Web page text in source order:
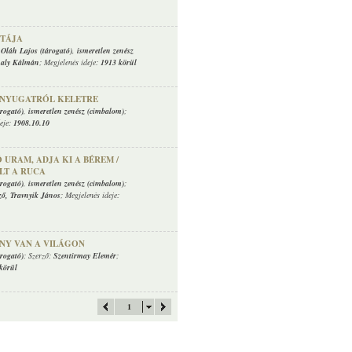
Oláh Lajos (tárogató), ismeretlen zenész
Kálmán; Megjelenés ideje: 1913 körül
KELETRE
, ismeretlen zenész (cimbalom);
1908.10.10
URAM, ADJA KI A BÉREM /
A RUCA
, ismeretlen zenész (cimbalom);
, Travnyik János; Megjelenés ideje:
VAN A VILÁGON
; Szerző: Szentirmay Elemér;
1